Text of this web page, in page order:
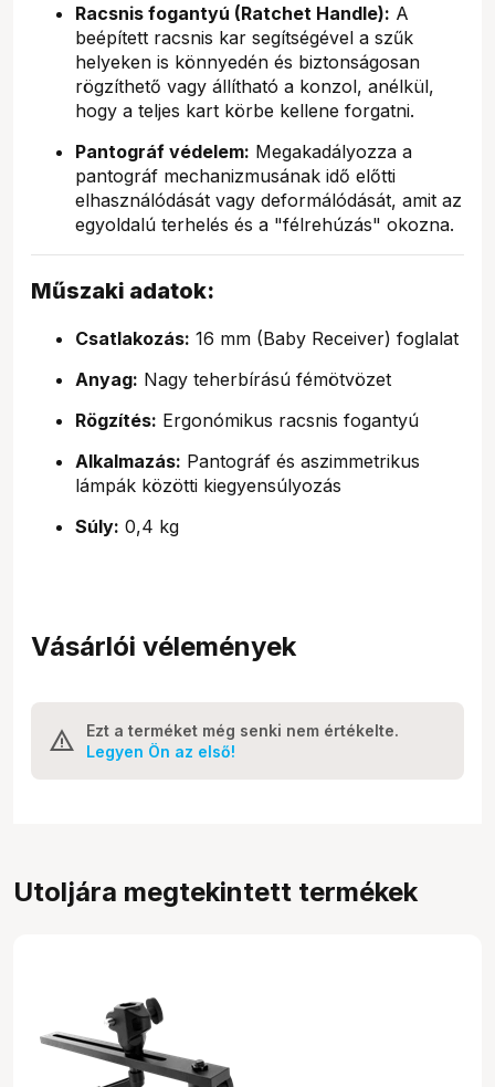
Racsnis fogantyú (Ratchet Handle): A
beépített racsnis kar segítségével a szűk
helyeken is könnyedén és biztonságosan
rögzíthető vagy állítható a konzol, anélkül,
hogy a teljes kart körbe kellene forgatni.
Pantográf védelem: Megakadályozza a
pantográf mechanizmusának idő előtti
elhasználódását vagy deformálódását, amit az
egyoldalú terhelés és a "félrehúzás" okozna.
Műszaki adatok:
Csatlakozás: 16 mm (Baby Receiver) foglalat
Anyag: Nagy teherbírású fémötvözet
Rögzítés: Ergonómikus racsnis fogantyú
Alkalmazás: Pantográf és aszimmetrikus
lámpák közötti kiegyensúlyozás
Súly: 0,4 kg
Vásárlói vélemények
Ezt a terméket még senki nem értékelte.
Legyen Ön az első!
Utoljára megtekintett termékek